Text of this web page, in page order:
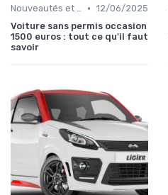
Nouveautés et Tendances • 12/06/2025
Voiture sans permis occasion
1500 euros : tout ce qu'il faut
savoir